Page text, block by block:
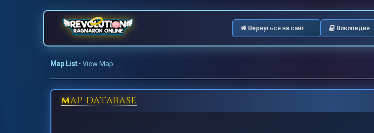
Вернуться на сайт Википедия
Map List• View Map
MAP DATABASE